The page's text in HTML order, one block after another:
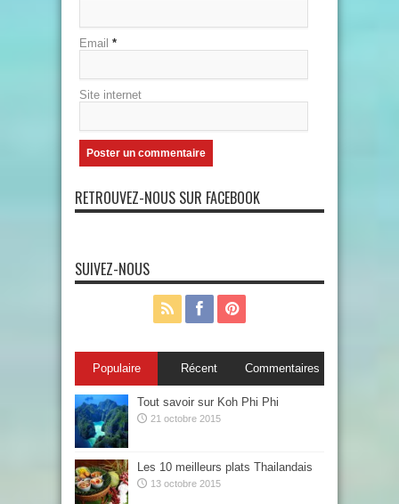
Email *
Site internet
RETROUVEZ-NOUS SUR FACEBOOK
SUIVEZ-NOUS
Populaire Récent Commentaires
Tout savoir sur Koh Phi Phi
21 octobre 2015
Les 10 meilleurs plats Thailandais
13 octobre 2015